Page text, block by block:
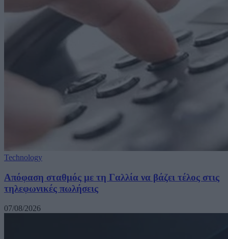
Technology
Απόφαση σταθμός με τη Γαλλία να βάζει τέλος στις
τηλεφωνικές πωλήσεις
07/08/2026